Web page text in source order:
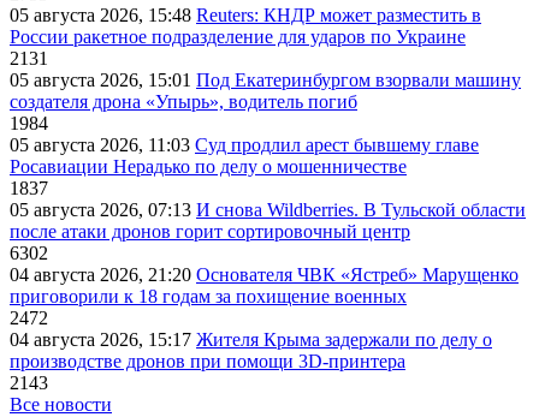
05 августа 2026, 15:48 Reuters: КНДР может разместить в
России ракетное подразделение для ударов по Украине
2131
05 августа 2026, 15:01 Под Екатеринбургом взорвали машину
создателя дрона «Упырь», водитель погиб
1984
05 августа 2026, 11:03 Суд продлил арест бывшему главе
Росавиации Нерадько по делу о мошенничестве
1837
05 августа 2026, 07:13 И снова Wildberries. В Тульской области
после атаки дронов горит сортировочный центр
6302
04 августа 2026, 21:20 Основателя ЧВК «Ястреб» Марущенко
приговорили к 18 годам за похищение военных
2472
04 августа 2026, 15:17 Жителя Крыма задержали по делу о
производстве дронов при помощи 3D‑принтера
2143
Все новости